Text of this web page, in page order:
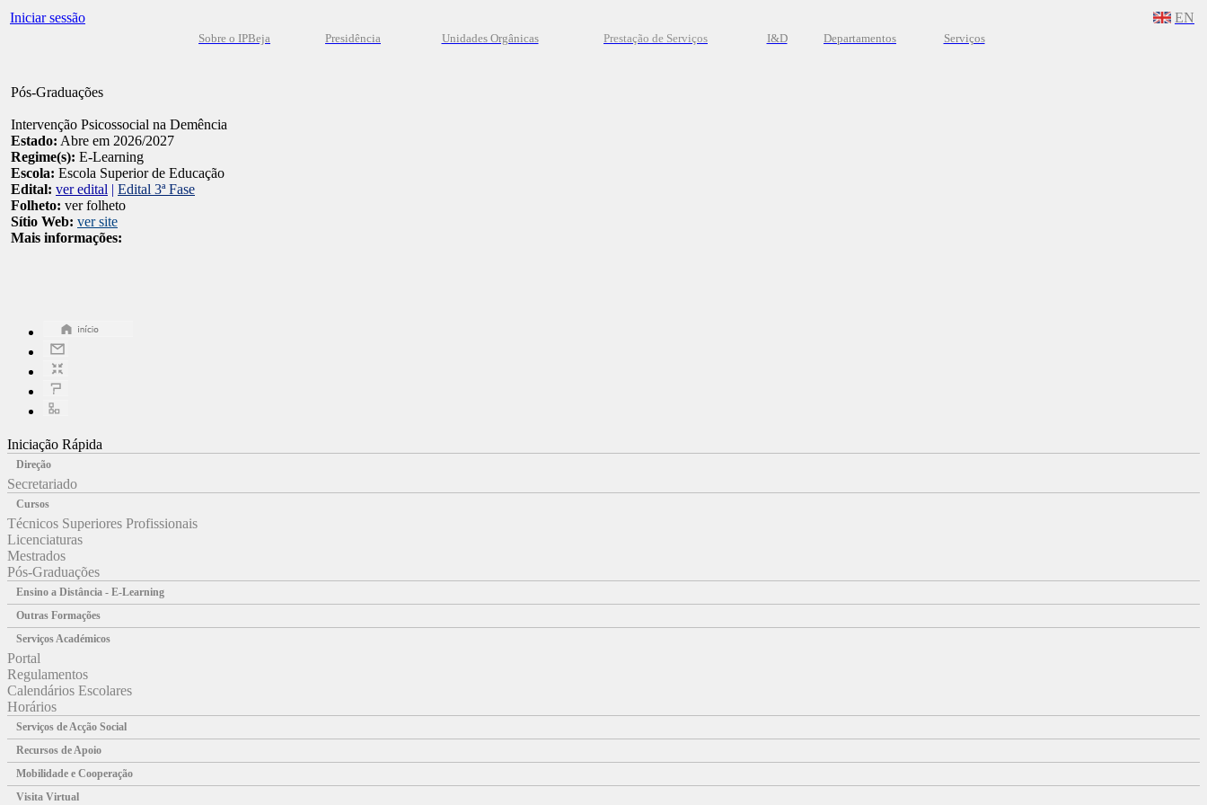
Iniciar sessão EN
Sobre o IPBeja Presidência Unidades Orgânicas Prestação de Serviços I&D Departamentos Serviços
Pós-Graduações
Intervenção Psicossocial na Demência
Estado: Abre em 2026/2027
Regime(s): E-Learning
Escola: Escola Superior de Educação
Edital: ver edital | Edital 3ª Fase
Folheto: ver folheto
Sítio Web: ver site
Mais informações:
Iniciação Rápida
Direção
Secretariado
Cursos
Técnicos Superiores Profissionais
Licenciaturas
Mestrados
Pós-Graduações
Ensino a Distância - E-Learning
Outras Formações
Serviços Académicos
Portal
Regulamentos
Calendários Escolares
Horários
Serviços de Acção Social
Recursos de Apoio
Mobilidade e Cooperação
Visita Virtual